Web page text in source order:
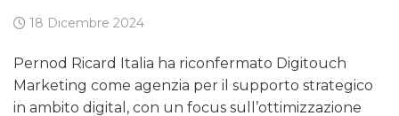
18 Dicembre 2024
Pernod Ricard Italia ha riconfermato Digitouch
Marketing come agenzia per il supporto strategico
in ambito digital, con un focus sull’ottimizzazione